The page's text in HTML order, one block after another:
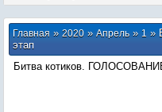
Главная»2020 » Апрель » 1»
этап
Битва котиков.